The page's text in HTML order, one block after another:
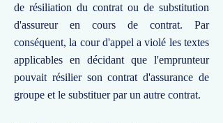
de résiliation du contrat ou de substitution
d'assureur en cours de contrat. Par
conséquent, la cour d'appel a violé les textes
applicables en décidant que l'emprunteur
pouvait résilier son contrat d'assurance de
groupe et le substituer par un autre contrat.